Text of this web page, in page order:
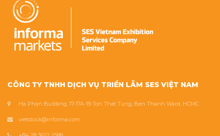
CÔNG TY TNHH DỊCH VỤ TRIỂN LÃM SES VIỆT NAM
Ha Phan Building, 17-17A-19 Ton That Tung, Ben Thanh Ward, HCMC
vietstock@informa.com